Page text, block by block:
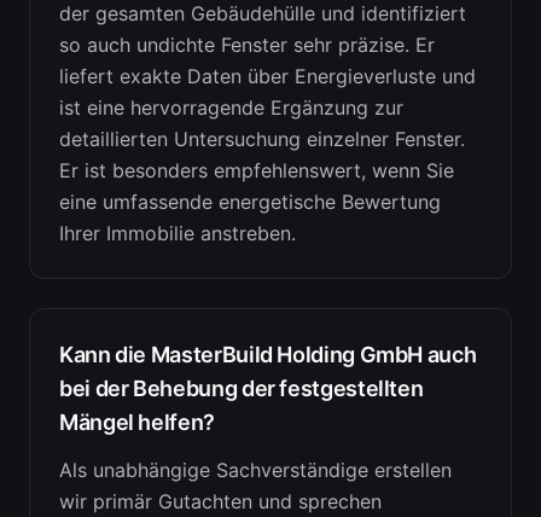
der gesamten Gebäudehülle und identifiziert
so auch undichte Fenster sehr präzise. Er
liefert exakte Daten über Energieverluste und
ist eine hervorragende Ergänzung zur
detaillierten Untersuchung einzelner Fenster.
Er ist besonders empfehlenswert, wenn Sie
eine umfassende energetische Bewertung
Ihrer Immobilie anstreben.
Kann die MasterBuild Holding GmbH auch
bei der Behebung der festgestellten
Mängel helfen?
Als unabhängige Sachverständige erstellen
wir primär Gutachten und sprechen